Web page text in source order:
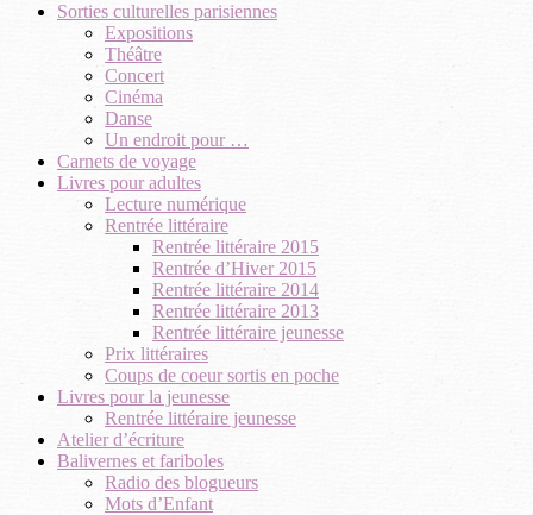
Sorties culturelles parisiennes
Expositions
Théâtre
Concert
Cinéma
Danse
Un endroit pour …
Carnets de voyage
Livres pour adultes
Lecture numérique
Rentrée littéraire
Rentrée littéraire 2015
Rentrée d’Hiver 2015
Rentrée littéraire 2014
Rentrée littéraire 2013
Rentrée littéraire jeunesse
Prix littéraires
Coups de coeur sortis en poche
Livres pour la jeunesse
Rentrée littéraire jeunesse
Atelier d’écriture
Balivernes et fariboles
Radio des blogueurs
Mots d’Enfant